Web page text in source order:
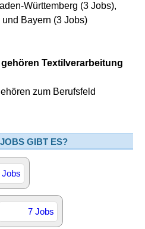
Württemberg (3 Jobs),
Bayern (3 Jobs)
Textilverarbeitung
zum Berufsfeld
GIBT ES?
Jobs
7 Jobs